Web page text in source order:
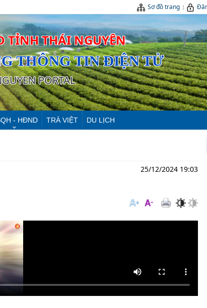
Sơ đồ trang
TỈNH THÁI NGUYÊN
THÔNG TIN ĐIỆN TỬ
PORTAL
- HĐND TRÀ VIỆT DU LỊCH
25/12/2024 19:03